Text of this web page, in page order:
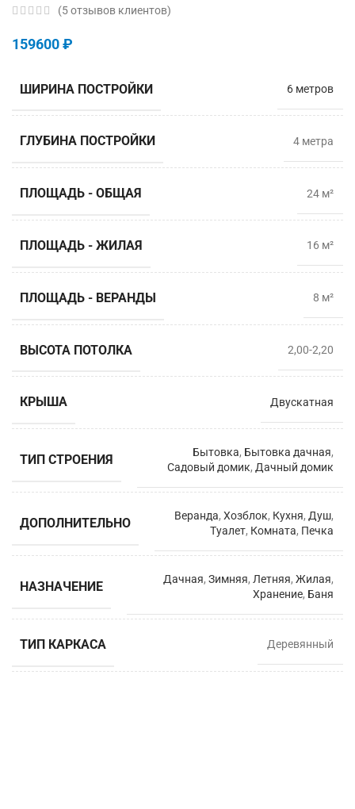
(5отзывов клиентов)
159600₽
ШИРИНА ПОСТРОЙКИ 6 метров
ГЛУБИНА ПОСТРОЙКИ 4 метрa
ПЛОЩАДЬ - ОБЩАЯ 24 м²
ПЛОЩАДЬ - ЖИЛАЯ 16 м²
ПЛОЩАДЬ - ВЕРАНДЫ 8 м²
ВЫСОТА ПОТОЛКА 2,00-2,20
КРЫША Двускатная
ТИП СТРОЕНИЯ Бытовка, Бытовка дачная,
Садовый домик, Дачный домик
ДОПОЛНИТЕЛЬНО Веранда, Хозблок, Кухня, Душ,
Туалет, Комната, Печка
НАЗНАЧЕНИЕ Дачная, Зимняя, Летняя, Жилая,
Хранение, Баня
ТИП КАРКАСА Деревянный